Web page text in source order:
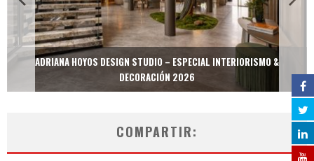
ADRIANA HOYOS DESIGN STUDIO – ESPECIAL INTERIORISMO &
DECORACIÓN 2026
COMPARTIR: